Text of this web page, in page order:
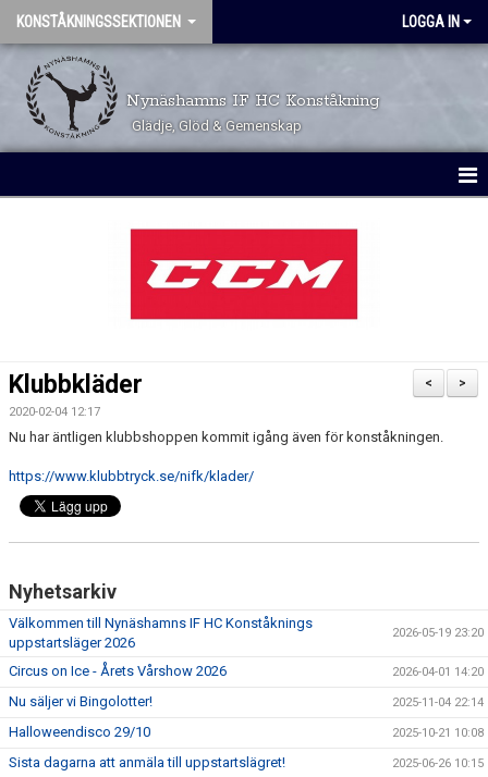
KONSTÅKNINGSSEKTIONEN LOGGA IN
Nynäshamns IF HC Konståkning
Glädje, Glöd & Gemenskap
VÅRA GRUPPER
VÅRA TRÄNARE
INFORMATION
KLUBBKLÄDER
AVGIFTER
VÅRA TÄVLINGAR
>
<
Klubbkläder
2020-02-04 12:17
Nu har äntligen klubbshoppen kommit igång även för konståkningen.
https://www.klubbtryck.se/nifk/klader/
Nyhetsarkiv
Välkommen till Nynäshamns IF HC Konståknings
uppstartsläger 2026
2026-05-19 23:20
Circus on Ice - Årets Vårshow 2026 2026-04-01 14:20
Nu säljer vi Bingolotter! 2025-11-04 22:14
Halloweendisco 29/10 2025-10-21 10:08
Sista dagarna att anmäla till uppstartslägret! 2025-06-26 10:15